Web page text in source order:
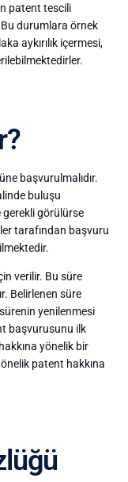
patent tescili
durumlara örnek
aykırılık içermesi,
başvurulmalıdır.
buluşu
gerekli görülürse
tarafından başvuru
verilir. Bu süre
Belirlenen süre
yenilenmesi
başvurusunu ilk
yönelik bir
patent hakkına